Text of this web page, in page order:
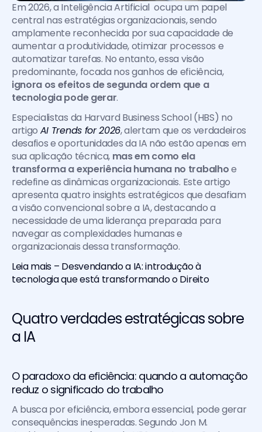
Em 2026, a Inteligência Artificial  ocupa um papel
central nas estratégias organizacionais, sendo
amplamente reconhecida por sua capacidade de
aumentar a produtividade, otimizar processos e
automatizar tarefas. No entanto, essa visão
predominante, focada nos ganhos de eficiência,
ignora os efeitos de segunda ordem que a
tecnologia pode gerar.
Especialistas da Harvard Business School (HBS) no
artigo AI Trends for 2026, alertam que os verdadeiros
desafios e oportunidades da IA não estão apenas em
sua aplicação técnica, mas em como ela
transforma a experiência humana no trabalho e
redefine as dinâmicas organizacionais. Este artigo
apresenta quatro insights estratégicos que desafiam
a visão convencional sobre a IA, destacando a
necessidade de uma liderança preparada para
navegar as complexidades humanas e
organizacionais dessa transformação.
Leia mais – Desvendando a IA: introdução à
tecnologia que está transformando o Direito
Quatro verdades estratégicas sobre
a IA
O paradoxo da eficiência: quando a automação
reduz o significado do trabalho
A busca por eficiência, embora essencial, pode gerar
consequências inesperadas. Segundo Jon M.